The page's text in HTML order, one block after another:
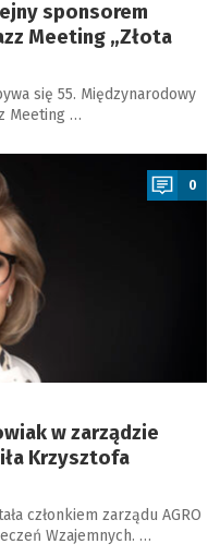
sponsorem
Meeting „Złota
się 55. Międzynarodowy
Meeting …
0
w zarządzie
Krzysztofa
członkiem zarządu AGRO
Wzajemnych. …